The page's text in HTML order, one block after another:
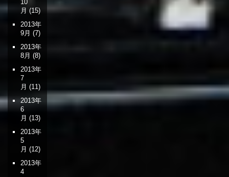
10
月 (15)
2013年
9月 (7)
2013年
8月 (8)
2013年
7
月 (11)
2013年
6
月 (13)
2013年
5
月 (12)
2013年
4